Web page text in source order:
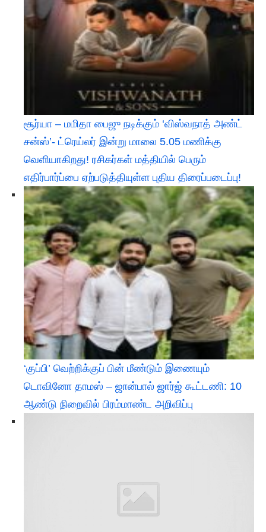
சூர்யா – மமிதா பைஜு நடிக்கும் ‘விஸ்வநாத் அண்ட்
சன்ஸ்’- ட்ரெய்லர் இன்று மாலை 5.05 மணிக்கு
வெளியாகிறது! ரசிகர்கள் மத்தியில் பெரும்
எதிர்பார்ப்பை ஏற்படுத்தியுள்ள புதிய திரைப்படைப்பு!
‘குப்பி’ வெற்றிக்குப் பின் மீண்டும் இணையும்
டொவினோ தாமஸ் – ஜான்பால் ஜார்ஜ் கூட்டணி: 10
ஆண்டு நிறைவில் பிரம்மாண்ட அறிவிப்பு